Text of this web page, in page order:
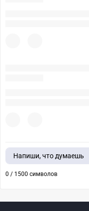
Напиши, что думаешь
0 / 1500 символов